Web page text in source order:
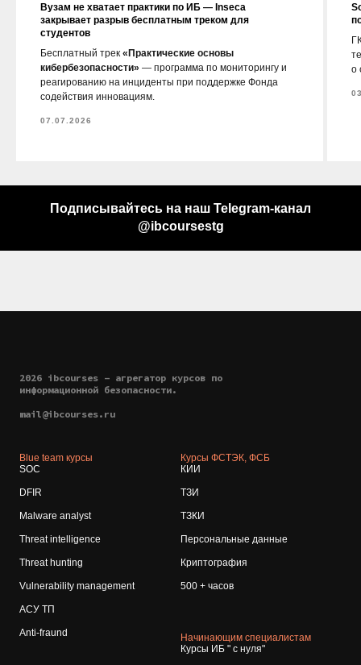
Вузам не хватает практики по ИБ — Inseca
закрывает разрыв бесплатным треком для
студентов
Бесплатный трек «Практические основы
кибербезопасности» — программа по мониторингу и
реагированию на инциденты при поддержке Фонда
содействия инновациям.
07.07.2026
о
Подписывайтесь на наш Telegram-канал
@ibcoursestg
2026 ibcourses - агрегатор курсов по
информационной безопасности.
mail@ibcourses.ru
Blue team курсы
SOC
DFIR
Malware analyst
Threat intelligence
Threat hunting
Vulnerability management
АСУ ТП
Anti-fraund
Курсы ФСТЭК, ФСБ
КИИ
ТЗИ
ТЗКИ
Персональные данные
Криптография
500 + часов
Начинающим специалистам
Курсы ИБ " с нуля"